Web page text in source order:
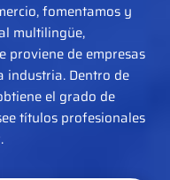
fomentamos y
multilingüe,
proviene de empresas
industria. Dentro de
el grado de
títulos profesionales